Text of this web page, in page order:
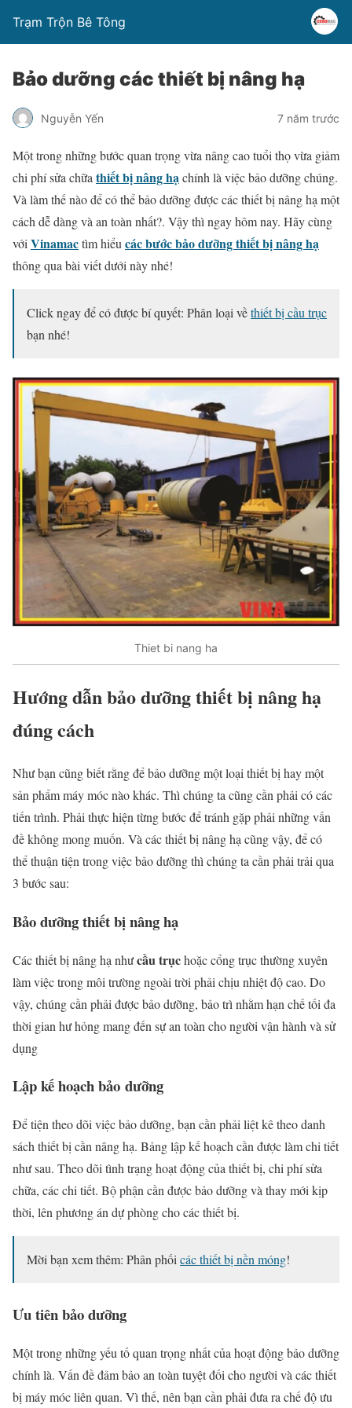
Trạm Trộn Bê Tông
Bảo dưỡng các thiết bị nâng hạ
Nguyễn Yến 7 năm trước
Một trong những bước quan trọng vừa nâng cao tuổi thọ vừa giảm
chi phí sửa chữa thiết bị nâng hạchính là việc bảo dưỡng chúng.
Và làm thế nào để có thể bảo dưỡng được các thiết bị nâng hạ một
cách dễ dàng và an toàn nhất?. Vậy thì ngay hôm nay. Hãy cùng
với Vinamactìm hiểu các bước bảo dưỡng thiết bị nâng hạ
thông qua bài viết dưới này nhé!
Click ngay để có được bí quyết: Phân loại vềthiết bị cầu trục
bạn nhé!
Thiet bi nang ha
Hướng dẫn bảo dưỡng thiết bị nâng hạ
đúng cách
Như bạn cũng biết rằng để bảo dưỡng một loại thiết bị hay một
sản phẩm máy móc nào khác. Thì chúng ta cũng cần phải có các
tiến trình. Phải thực hiện từng bước để tránh gặp phải những vấn
đề không mong muốn. Và các thiết bị nâng hạ cũng vậy, để có
thể thuận tiện trong việc bảo dưỡng thì chúng ta cần phải trải qua
3 bước sau:
Bảo dưỡng thiết bị nâng hạ
Các thiết bị nâng hạ nhưcầu trụchoặc cổng trục thường xuyên
làm việc trong môi trường ngoài trời phải chịu nhiệt độ cao. Do
vậy, chúng cần phải được bảo dưỡng, bảo trì nhằm hạn chế tối đa
thời gian hư hỏng mang đến sự an toàn cho người vận hành và sử
dụng
Lập kế hoạch bảo dưỡng
Để tiện theo dõi việc bảo dưỡng, bạn cần phải liệt kê theo danh
sách thiết bị cần nâng hạ. Bảng lập kế hoạch cần được làm chi tiết
như sau. Theo dõi tình trạng hoạt động của thiết bị, chi phí sửa
chữa, các chi tiết. Bộ phận cần được bảo dưỡng và thay mới kịp
thời, lên phương án dự phòng cho các thiết bị.
Mời bạn xem thêm: Phân phối các thiết bị nền móng!
Ưu tiên bảo dưỡng
Một trong những yếu tố quan trọng nhất của hoạt động bảo dưỡng
chính là. Vấn đề đảm bảo an toàn tuyệt đối cho người và các thiết
bị máy móc liên quan. Vì thế, nên bạn cần phải đưa ra chế độ ưu